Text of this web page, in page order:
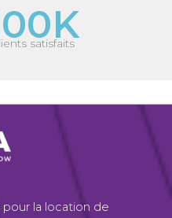
satisfaits
la location de